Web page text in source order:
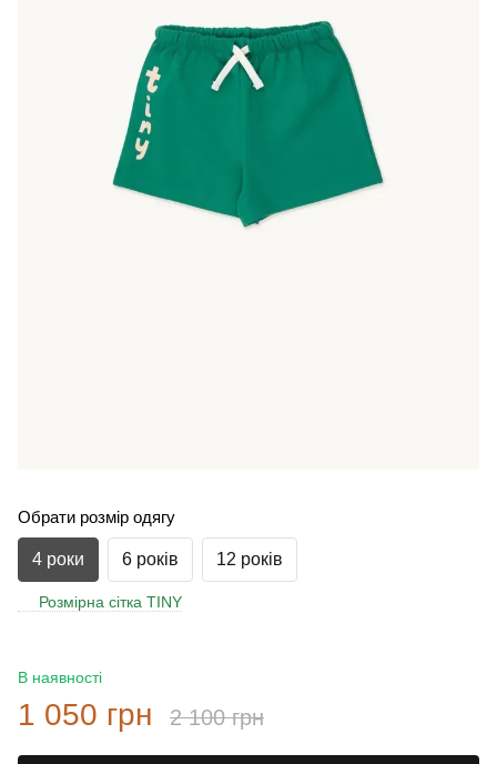
Обрати розмір одягу
4 роки 6 років 12 років
Розмірна сітка TINY
В наявності
1 050 грн 2 100 грн